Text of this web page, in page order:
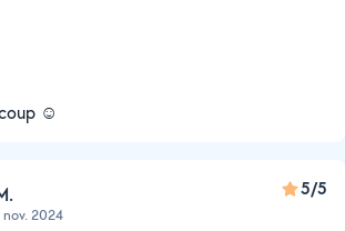
☺️
2024
5/5